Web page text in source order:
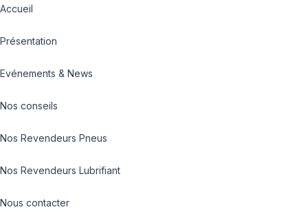
Accueil
Présentation
Evénements & News
Nos conseils
Nos Revendeurs Pneus
Nos Revendeurs Lubrifiant
Nous contacter